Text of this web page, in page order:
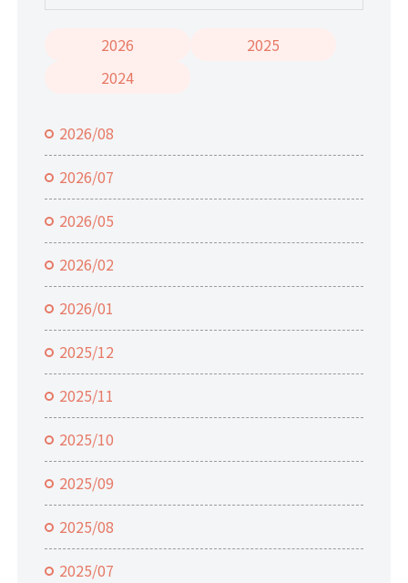
2026
2025
2024
2026/08
2026/07
2026/05
2026/02
2026/01
2025/12
2025/11
2025/10
2025/09
2025/08
2025/07